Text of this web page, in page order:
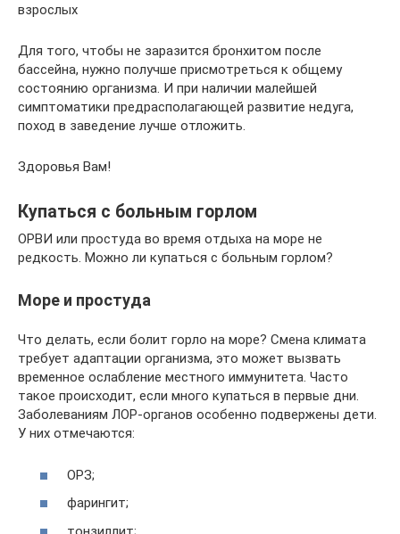
взрослых
Для того, чтобы не заразится бронхитом после
бассейна, нужно получше присмотреться к общему
состоянию организма. И при наличии малейшей
симптоматики предрасполагающей развитие недуга,
поход в заведение лучше отложить.
Здоровья Вам!
Купаться с больным горлом
ОРВИ или простуда во время отдыха на море не
редкость. Можно ли купаться с больным горлом?
Море и простуда
Что делать, если болит горло на море? Смена климата
требует адаптации организма, это может вызвать
временное ослабление местного иммунитета. Часто
такое происходит, если много купаться в первые дни.
Заболеваниям ЛОР-органов особенно подвержены дети.
У них отмечаются:
ОРЗ;
фарингит;